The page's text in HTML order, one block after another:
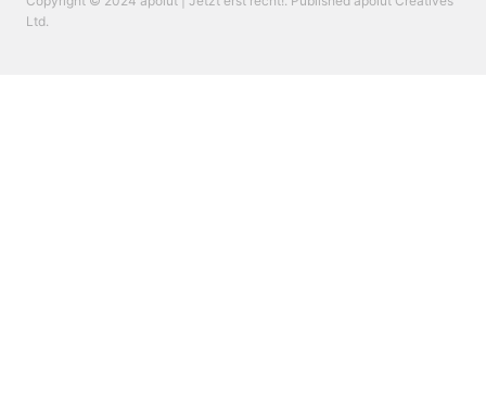
Ltd.